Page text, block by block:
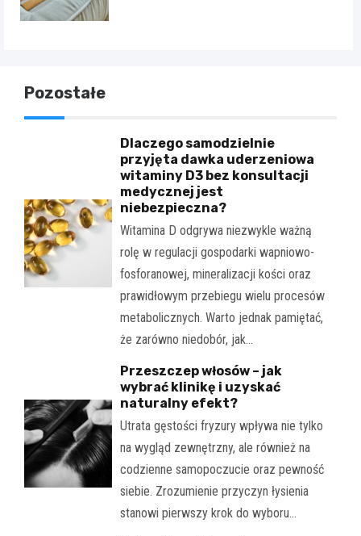
Pozostałe
Dlaczego samodzielnie
przyjęta dawka uderzeniowa
witaminy D3 bez konsultacji
medycznej jest
niebezpieczna?
Witamina D odgrywa niezwykle ważną
rolę w regulacji gospodarki wapniowo-
fosforanowej, mineralizacji kości oraz
prawidłowym przebiegu wielu procesów
metabolicznych. Warto jednak pamiętać,
że zarówno niedobór, jak…
Przeszczep włosów – jak
wybrać klinikę i uzyskać
naturalny efekt?
Utrata gęstości fryzury wpływa nie tylko
na wygląd zewnętrzny, ale również na
codzienne samopoczucie oraz pewność
siebie. Zrozumienie przyczyn łysienia
stanowi pierwszy krok do wyboru…